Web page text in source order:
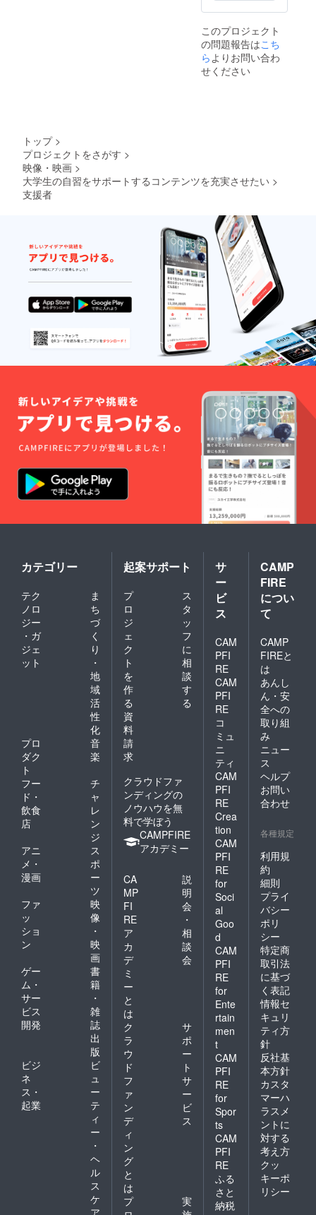
このプロジェクト
の問題報告はこち
ら よりお問い合わ
せください
トップ >
プロジェクトをさがす >
映像・映画 >
大学生の自習をサポートするコンテンツを充実させたい >
支援者
カテゴリー
テク
ノロ
ジー
・ガ
ジェ
ット
ま
ち
づ
く
り
・
地
域
活
性
化
プロ
ダク
ト
音
楽
フー
ド・
飲食
店
チ
ャ
レ
ン
ジ
アニ
メ・
漫画
ス
ポ
ー
ツ
ファ
ッ
ショ
ン
映
像
・
映
画
ゲー
ム・
サー
ビス
開発
書
籍
・
雑
誌
出
版
ビジ
ネ
ス・
起業
ビ
ュ
ー
テ
ィ
ー
・
ヘ
ル
ス
ケ
ア
起案サポート
プ
ロ
ジ
ェ
ク
ト
を
作
る
ス
タ
ッ
フ
に
相
談
す
る
資
料
請
求
クラウドファ
ンディングの
ノウハウを無
料で学ぼう
CAMPFIRE
アカデミー
CA
MP
FI
RE
ア
カ
デ
ミ
ー
と
は
説
明
会
・
相
談
会
ク
ラ
ウ
ド
フ
ァ
ン
デ
ィ
ン
グ
と
は
サ
ポ
ー
ト
サ
ー
ビ
ス
プ
実
サ
ー
ビ
ス
CAM
PFI
RE
CAM
PFI
RE
コ
ミュ
ニ
ティ
CAM
PFI
RE
Crea
tion
CAM
PFI
RE
for
Soci
al
Goo
d
CAM
PFI
RE
for
Ente
rtain
men
t
CAM
PFI
RE
for
Spor
ts
CAM
PFI
RE
ふる
さと
納税
CAMP
FIRE
につい
て
CAMP
FIREと
は
あんし
ん・安
全への
取り組
み
ニュー
ス
ヘルプ
お問い
合わせ
各種規定
利用規
約
細則
プライ
バシー
ポリ
シー
特定商
取引法
に基づ
く表記
情報セ
キュリ
ティ方
針
反社基
本方針
カスタ
マーハ
ラスメ
ントに
対する
考え方
クッ
キーポ
リシー